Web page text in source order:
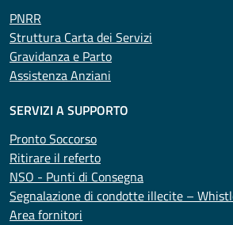
PNRR
Struttura Carta dei Servizi
Gravidanza e Parto
Assistenza Anziani
SERVIZI A SUPPORTO
Pronto Soccorso
Ritirare il referto
NSO - Punti di Consegna
Segnalazione di condotte illecite –
Area fornitori